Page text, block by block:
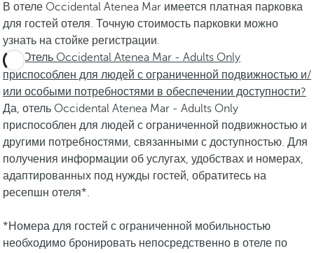
В отеле Occidental Atenea Mar имеется платная парковка
для гостей отеля. Точную стоимость парковки можно
узнать на стойке регистрации.
Отель Occidental Atenea Mar - Adults Only
приспособлен для людей с ограниченной подвижностью и/
или особыми потребностями в обеспечении доступности?
Да, отель Occidental Atenea Mar - Adults Only
приспособлен для людей с ограниченной подвижностью и
другими потребностями, связанными с доступностью. Для
получения информации об услугах, удобствах и номерах,
адаптированных под нужды гостей, обратитесь на
ресепшн отеля*.
*Номера для гостей с ограниченной мобильностью
необходимо бронировать непосредственно в отеле по